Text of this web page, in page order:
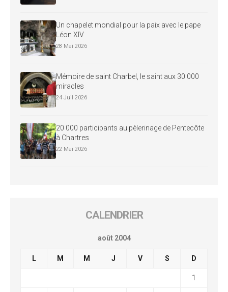
Un chapelet mondial pour la paix avec le pape
Léon XIV
28 Mai 2026
Mémoire de saint Charbel, le saint aux 30 000
miracles
24 Juil 2026
20 000 participants au pèlerinage de Pentecôte
à Chartres
22 Mai 2026
CALENDRIER
août 2004
L M M J V S D
1